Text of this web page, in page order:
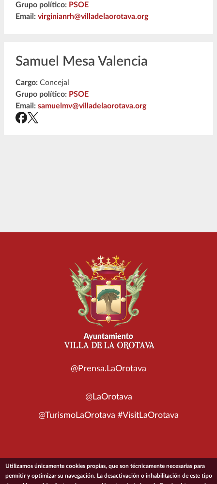
Grupo político: PSOE
Email: virginianrh@villadelaorotava.org
Samuel Mesa Valencia
Cargo: Concejal
Grupo político: PSOE
Email: samuelmv@villadelaorotava.org
@Prensa.LaOrotava
@LaOrotava
@TurismoLaOrotava #VisitLaOrotava
© 2026 Ayuntamiento de la Villa de La Orotava
Utilizamos únicamente cookies propias, que son técnicamente necesarias para
permitir y optimizar su navegación. La desactivación o inhabilitación de este tipo